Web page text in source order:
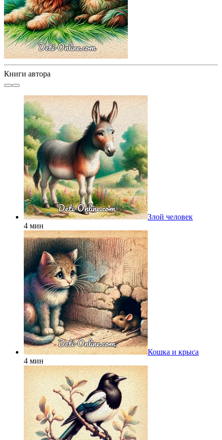
Книги автора
Злой человек
4 мин
Кошка и крыса
4 мин